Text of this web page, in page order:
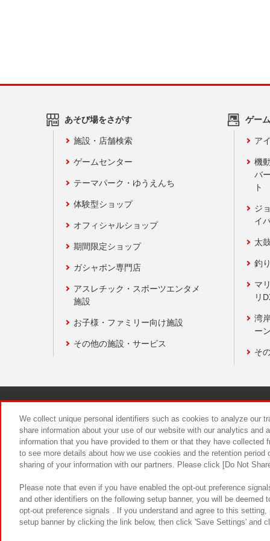
あそび場をさがす
施設・店舗検索
ゲームセンター
テーマパーク・ゆうえんち
体験型ショップ
オフィシャルショップ
期間限定ショップ
ガシャポン専門店
アスレチック・スポーツエンタメ
施設
お子様・ファミリー向け施設
その他の施設・サービス
ゲー
ア
機
バ
ト
ジ
イ
太
釣
マ
リ
湾
ー
そ
食品のご
We collect unique personal identifiers such as cookies to analyze our
share information about your use of our website with our analytics and
information that you have provided to them or that they have
to see more details about how we use cookies and the retention
sharing of your information with our partners. Please click [Do Not
Please note that even if you have enabled the opt-out preference
and other identifiers on the following setup banner, you will be
opt-out preference signals . If you understand and agree to this
setup banner by clicking the link below, then click 'Save Settings' and